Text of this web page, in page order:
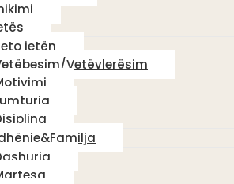
jetën
Vetëvlerësim